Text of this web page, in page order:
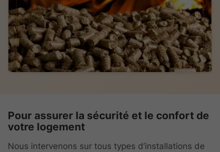
Pour assurer la sécurité et le confort de
votre logement
Nous intervenons sur tous types d’installations de